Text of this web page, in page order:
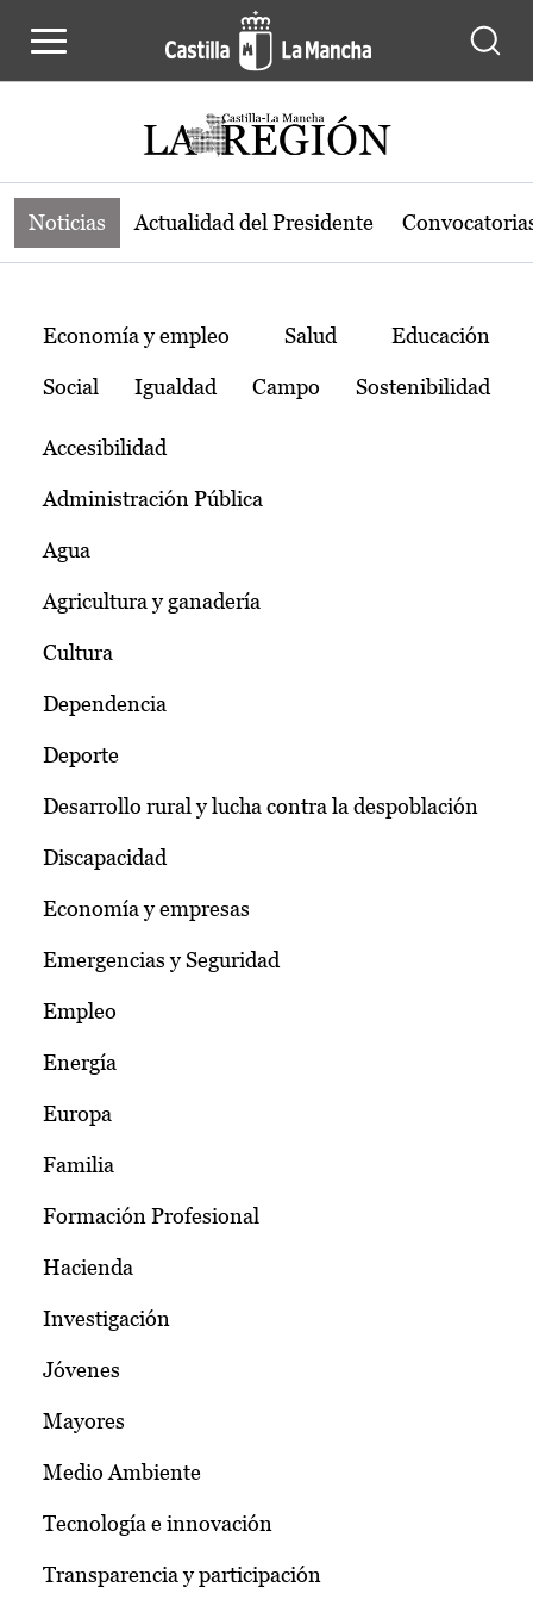
Noticias de la región de Castilla-La
Noticias Actualidad del Presidente
Temas
Economía y empleo Salud Educación
Social Igualdad Campo Sostenibilidad
Accesibilidad
Administración Pública
Agua
Agricultura y ganadería
Cultura
Dependencia
Deporte
Desarrollo rural y lucha contra la despoblación
Discapacidad
Economía y empresas
Emergencias y Seguridad
Empleo
Energía
Europa
Familia
Formación Profesional
Hacienda
Investigación
Jóvenes
Mayores
Medio Ambiente
Tecnología e innovación
Transparencia y participación